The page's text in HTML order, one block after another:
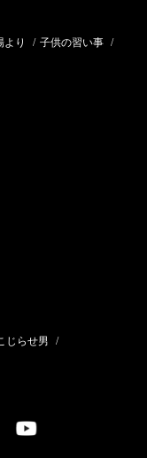
より / 子供の習い事 /
じらせ男 /